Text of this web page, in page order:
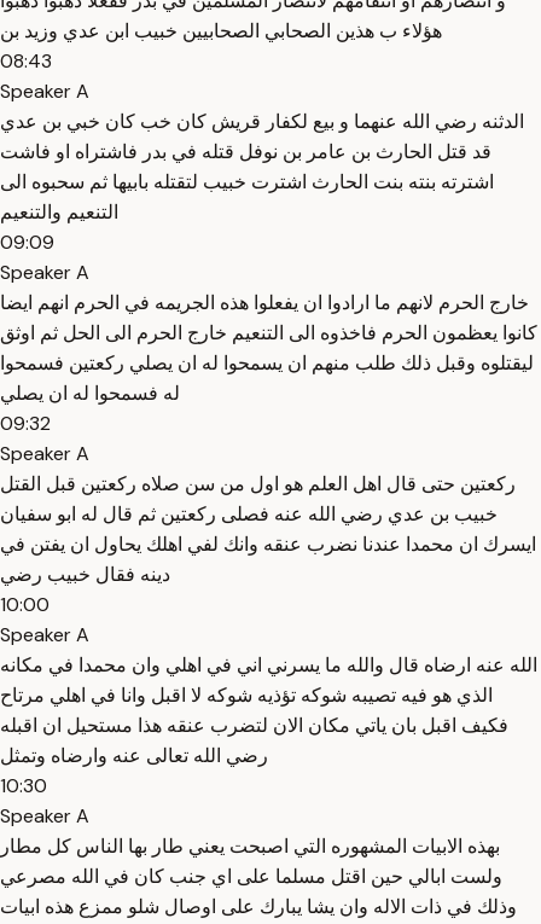
هؤلاء ب هذين الصحابي الصحابيين خبيب ابن عدي وزيد بن
08:43
Speaker A
الدثنه رضي الله عنهما و بيع لكفار قريش كان خب كان خبي بن عدي
قد قتل الحارث بن عامر بن نوفل قتله في بدر فاشتراه او فاشت
اشترته بنته بنت الحارث اشترت خبيب لتقتله بابيها ثم سحبوه الى
التنعيم والتنعيم
09:09
Speaker A
خارج الحرم لانهم ما ارادوا ان يفعلوا هذه الجريمه في الحرم انهم ايضا
كانوا يعظمون الحرم فاخذوه الى التنعيم خارج الحرم الى الحل ثم اوثق
ليقتلوه وقبل ذلك طلب منهم ان يسمحوا له ان يصلي ركعتين فسمحوا
له فسمحوا له ان يصلي
09:32
Speaker A
ركعتين حتى قال اهل العلم هو اول من سن صلاه ركعتين قبل القتل
خبيب بن عدي رضي الله عنه فصلى ركعتين ثم قال له ابو سفيان
ايسرك ان محمدا عندنا نضرب عنقه وانك لفي اهلك يحاول ان يفتن في
دينه فقال خبيب رضي
10:00
Speaker A
الله عنه ارضاه قال والله ما يسرني اني في اهلي وان محمدا في مكانه
الذي هو فيه تصيبه شوكه تؤذيه شوكه لا اقبل وانا في اهلي مرتاح
فكيف اقبل بان ياتي مكان الان لتضرب عنقه هذا مستحيل ان اقبله
رضي الله تعالى عنه وارضاه وتمثل
10:30
Speaker A
بهذه الابيات المشهوره التي اصبحت يعني طار بها الناس كل مطار
ولست ابالي حين اقتل مسلما على اي جنب كان في الله مصرعي
وذلك في ذات الاله وان يشا يبارك على اوصال شلو ممزع هذه ابيات